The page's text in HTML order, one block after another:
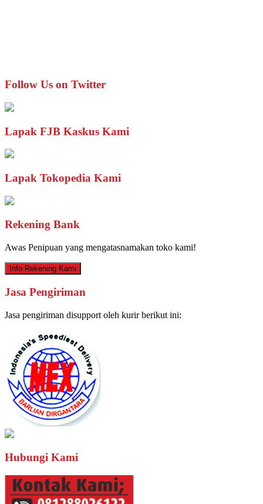
Follow Us on Twitter
Lapak FJB Kaskus Kami
Lapak Tokopedia Kami
Rekening Bank
Awas Penipuan yang mengatasnamakan toko kami!
Info Rekening Kami
Jasa Pengiriman
Jasa pengiriman disupport oleh kurir berikut ini:
Hubungi Kami